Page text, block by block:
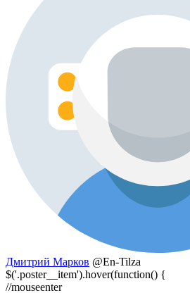
Дмитрий Марков @En-Tilza
$('.poster__item').hover(function() {
//mouseenter